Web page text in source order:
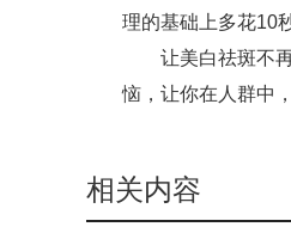
理的基础上多花10
让美白祛斑不
恼，让你在人群中
相关内容